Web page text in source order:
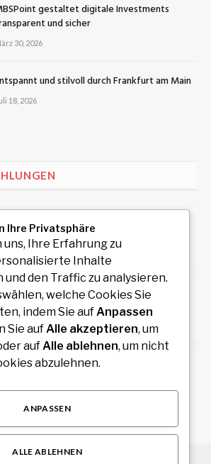
gestaltet digitale Investments
und sicher
30, 2026
und stilvoll durch Frankfurt am Main
18, 2026
gewerbliche Wäschereien
für hygienische und
Arbeitsbereiche
9, 2026
Business Trip Massage for Reliable
Ihre Privatsphäre
Ihre Erfahrung zu
Inhalte
den Traffic zu analysieren.
welche Cookies Sie
indem Sie aufAnpassen
Sie aufAlle akzeptieren, um
aufAlle ablehnen, um nicht
abzulehnen.
ANPASSEN
ALLE ABLEHNEN